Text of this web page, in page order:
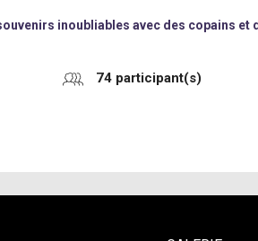
inoubliables avec des copains et
74 participant(s)